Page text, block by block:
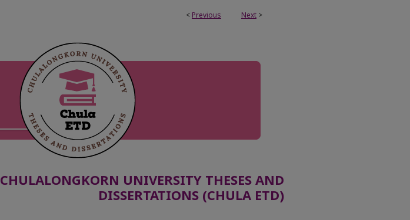
< Previous Next >
CHULALONGKORN UNIVERSITY THESES AND
DISSERTATIONS (CHULA ETD)